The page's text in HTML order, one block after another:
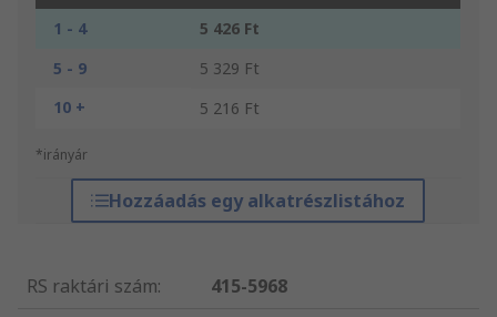
1 - 4
5 426 Ft
5 - 9
5 329 Ft
10 +
5 216 Ft
*irányár
Hozzáadás egy alkatrészlistához
RS raktári szám:
415-5968